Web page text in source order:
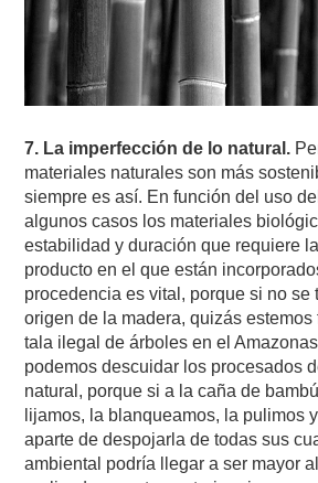
7. La imperfección de lo natural.
materiales naturales son más
siempre es así. En función del uso
algunos casos los materiales
estabilidad y duración que requiere
producto en el que están
procedencia es vital, porque si no se
origen de la madera, quizás
tala ilegal de árboles en el
podemos descuidar los procesados
natural, porque si a la caña de
lijamos, la blanqueamos, la pulimos
aparte de despojarla de todas sus
ambiental podría llegar a ser mayor